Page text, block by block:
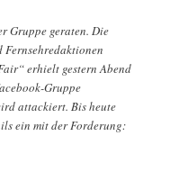
Gruppe geraten. Die
erhielt gestern Abend
Gruppe
attackiert. Bis heute
ein mit der Forderung: